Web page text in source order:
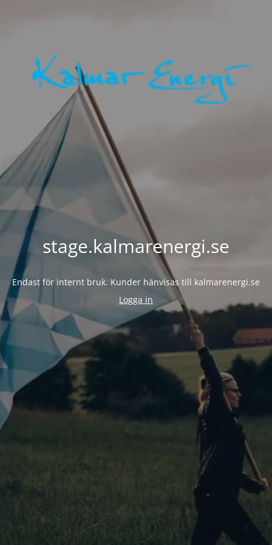
stage.kalmarenergi.se
Endast för internt bruk. Kunder hänvisas till kalmarenergi.se
Logga in